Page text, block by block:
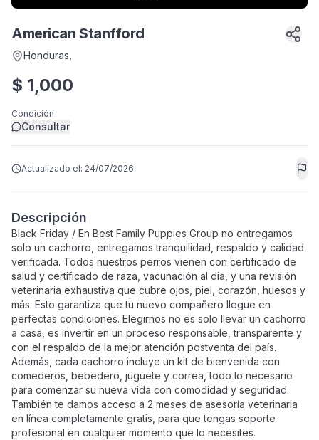
American Stanfford
Honduras
$ 1,000
Condición
Consultar
Actualizado el: 24/07/2026
Descripción
Black Friday / En Best Family Puppies Group no entregamos
solo un cachorro, entregamos tranquilidad, respaldo y calidad
verificada. Todos nuestros perros vienen con certificado de
salud y certificado de raza, vacunación al dia, y una revisión
veterinaria exhaustiva que cubre ojos, piel, corazón, huesos y
más. Esto garantiza que tu nuevo compañero llegue en
perfectas condiciones. Elegirnos no es solo llevar un cachorro
a casa, es invertir en un proceso responsable, transparente y
con el respaldo de la mejor atención postventa del país.
Además, cada cachorro incluye un kit de bienvenida con
comederos, bebedero, juguete y correa, todo lo necesario
para comenzar su nueva vida con comodidad y seguridad.
También te damos acceso a 2 meses de asesoría veterinaria
en línea completamente gratis, para que tengas soporte
profesional en cualquier momento que lo necesites.